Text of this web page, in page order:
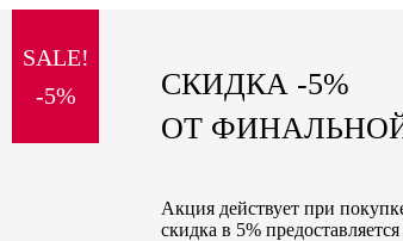
sale
special price
SALE!
-5%
СКИДКА -5%
ОТ
Акция действует при
скидка в 5%